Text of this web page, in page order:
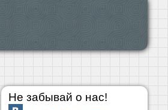
Не забывай о нас!